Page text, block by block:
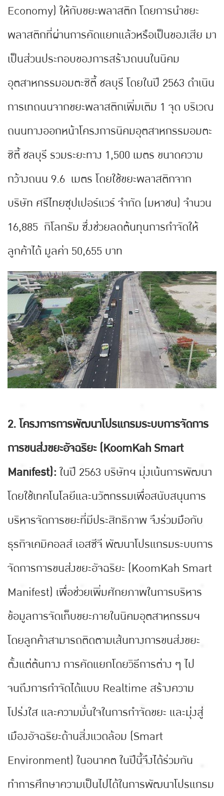
Economy) ให้กับขยะพลาสติก โดยการนำขยะ
พลาสติกที่ผ่านการคัดแยกแล้วหรือเป็นของเสีย มา
เป็นส่วนประกอบของการสร้างถนนในนิคม
อุตสาหกรรมอมตะซิตี้ ชลบุรี โดยในปี 2563 ดำเนิน
การเทถนนจากขยะพลาสติกเพิ่มเติม 1 จุด บริเวณ
ถนนทางออกหน้าโครงการนิคมอุตสาหกรรมอมตะ
ซิตี้ ชลบุรี รวมระยะทาง 1,500 เมตร ขนาดความ
กว้างถนน 9.6 เมตร โดยใช้ขยะพลาสติกจาก
บริษัท ศรีไทยซุปเปอร์แวร์ จำกัด (มหาชน) จำนวน
16,885 กิโลกรัม ซึ่งช่วยลดต้นทุนการกำจัดให้
ลูกค้าได้ มูลค่า 50,655 บาท
2. โครงการการพัฒนาโปรแกรมระบบการจัดการ
การขนส่งขยะอัจฉริยะ (KoomKah Smart
Manifest):ในปี 2563 บริษัทฯ มุ่งเน้นการพัฒนา
โดยใช้เทคโนโลยีและนวัตกรรมเพื่อสนับสนุนการ
บริหารจัดการขยะที่มีประสิทธิภาพ จึงร่วมมือกับ
ธุรกิจเคมิคอลส์ เอสซีจี พัฒนาโปรแกรมระบบการ
จัดการการขนส่งขยะอัจฉริยะ (KoomKah Smart
Manifest) เพื่อช่วยเพิ่มศักยภาพในการบริหาร
ข้อมูลการจัดเก็บขยะภายในนิคมอุตสาหกรรมฯ
โดยลูกค้าสามารถติดตามเส้นทางการขนส่งขยะ
ตั้งแต่ต้นทาง การคัดแยกโดยวิธีการต่าง ๆ ไป
จนถึงการกำจัดได้แบบ Realtime สร้างความ
โปร่งใส และความมั่นใจในการกำจัดขยะ และมุ่งสู่
เมืองอัจฉริยะด้านสิ่งแวดล้อม (Smart
Environment) ในอนาคต ในปีนี้จึงได้ร่วมกัน
ทำการศึกษาความเป็นไปได้ในการพัฒนาโปรแกรม